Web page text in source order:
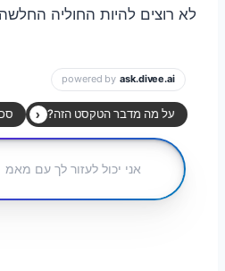
לא רוצים להיות החוליה